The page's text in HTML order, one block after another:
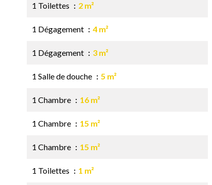
1 Toilettes 2 m²
1 Dégagement 4 m²
1 Dégagement 3 m²
1 Salle de douche 5 m²
1 Chambre 16 m²
1 Chambre 15 m²
1 Chambre 15 m²
1 Toilettes 1 m²